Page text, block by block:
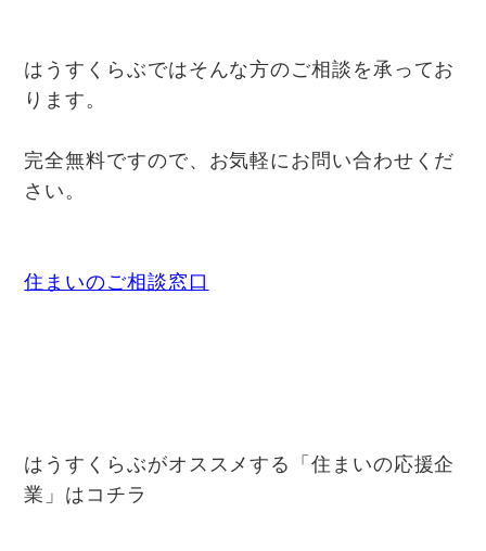
はうすくらぶではそんな方のご相談を承ってお
ります。
完全無料ですので、お気軽にお問い合わせくだ
さい。
住まいのご相談窓口
はうすくらぶがオススメする「住まいの応援企
業」はコチラ